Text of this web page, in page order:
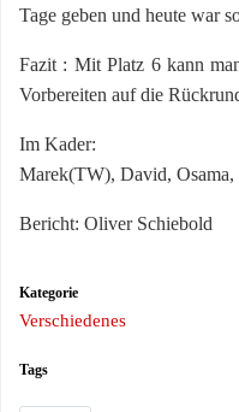
Tage geben und heute war
Fazit : Mit Platz 6 kann
Vorbereiten auf die
Im Kader:
Marek(TW), David,
Bericht: Oliver Schiebold
Kategorie
Verschiedenes
Tags